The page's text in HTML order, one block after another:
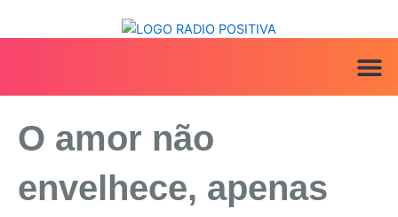
O amor não
envelhece, apenas